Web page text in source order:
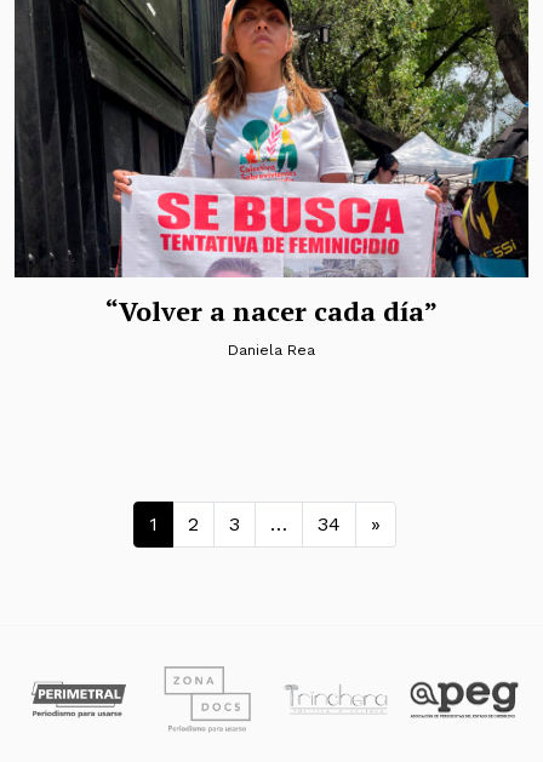
“Volver a nacer cada día”
Daniela Rea
Navegación de entradas
1 2 3 … 34 »